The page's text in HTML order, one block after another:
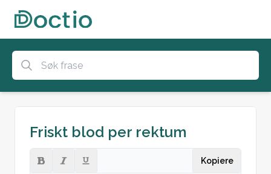
Friskt blod per rektum
Kopiere